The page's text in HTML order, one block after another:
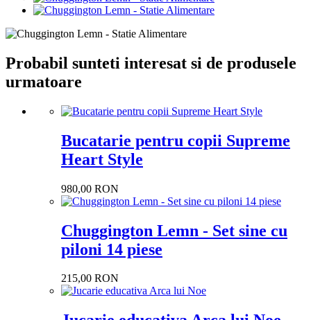
Probabil sunteti interesat si de produsele
urmatoare
Bucatarie pentru copii Supreme
Heart Style
980,00 RON
Chuggington Lemn - Set sine cu
piloni 14 piese
215,00 RON